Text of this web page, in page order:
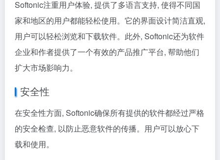
Softonic注重用户体验, 提供了多语言支持, 使得不同国
家和地区的用户都能轻松使用。它的界面设计简洁直观,
用户可以轻松浏览和下载软件。此外, Softonic还为软件
企业和作者提供了一个有效的产品推广平台, 帮助他们
扩大市场影响力。
安全性
在安全性方面, Softonic确保所有提供的软件都经过严格
的安全检查, 以防止恶意软件的传播。用户可以放心下
载和使用。